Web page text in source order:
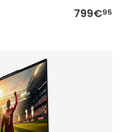
799€95